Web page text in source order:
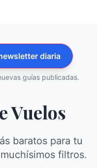
diaria
guías publicadas.
Vuelos
baratos para tu
filtros.